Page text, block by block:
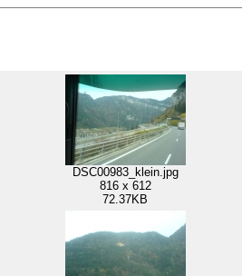
DSC00983_klein.jpg
816 x 612
72.37KB